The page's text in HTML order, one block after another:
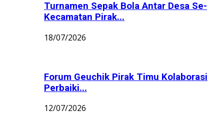
Turnamen Sepak Bola Antar Desa Se-
Kecamatan Pirak...
18/07/2026
Forum Geuchik Pirak Timu Kolaborasi
Perbaiki...
12/07/2026